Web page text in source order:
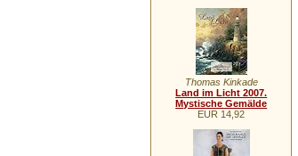
Thomas Kinkade
Land im Licht 2007.
Mystische Gemälde
EUR 14,92